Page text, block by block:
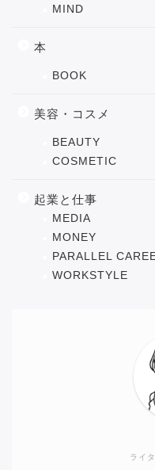
MIND
本
BOOK
美容・コスメ
BEAUTY
COSMETIC
起業と仕事
MEDIA
MONEY
PARALLEL
WORKSTYLE
ライ